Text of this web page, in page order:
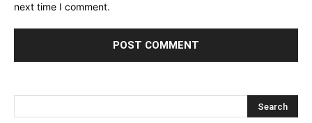
next time I comment.